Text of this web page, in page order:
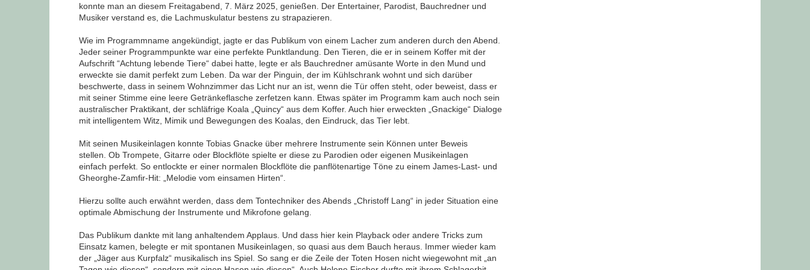
konnte man an diesem Freitagabend, 7. März 2025, genießen. Der Entertainer, Parodist, Bauchredner und
Musiker verstand es, die Lachmuskulatur bestens zu strapazieren.
Wie im Programmname angekündigt, jagte er das Publikum von einem Lacher zum anderen durch den Abend.
Jeder seiner Programmpunkte war eine perfekte Punktlandung. Den Tieren, die er in seinem Koffer mit der
Aufschrift “Achtung lebende Tiere“ dabei hatte, legte er als Bauchredner amüsante Worte in den Mund und
erweckte sie damit perfekt zum Leben. Da war der Pinguin, der im Kühlschrank wohnt und sich darüber
beschwerte, dass in seinem Wohnzimmer das Licht nur an ist, wenn die Tür offen steht, oder beweist, dass er
mit seiner Stimme eine leere Getränkeflasche zerfetzen kann. Etwas später im Programm kam auch noch sein
australischer Praktikant, der schläfrige Koala „Quincy“ aus dem Koffer. Auch hier erweckten „Gnackige“ Dialoge
mit intelligentem Witz, Mimik und Bewegungen des Koalas, den Eindruck, das Tier lebt.
Mit seinen Musikeinlagen konnte Tobias Gnacke über mehrere Instrumente sein Können unter Beweis
stellen. Ob Trompete, Gitarre oder Blockflöte spielte er diese zu Parodien oder eigenen Musikeinlagen
einfach perfekt. So entlockte er einer normalen Blockflöte die panflötenartige Töne zu einem James-Last- und
Gheorghe-Zamfir-Hit: „Melodie vom einsamen Hirten“.
Hierzu sollte auch erwähnt werden, dass dem Tontechniker des Abends „Christoff Lang“ in jeder Situation eine
optimale Abmischung der Instrumente und Mikrofone gelang.
Das Publikum dankte mit lang anhaltendem Applaus. Und dass hier kein Playback oder andere Tricks zum
Einsatz kamen, belegte er mit spontanen Musikeinlagen, so quasi aus dem Bauch heraus. Immer wieder kam
der „Jäger aus Kurpfalz“ musikalisch ins Spiel. So sang er die Zeile der Toten Hosen nicht wiegewohnt mit „an